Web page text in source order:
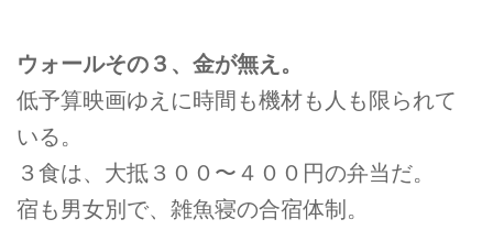
ウォールその３、金が無え。
低予算映画ゆえに時間も機材も人も限られて
いる。
３食は、大抵３００〜４００円の弁当だ。
宿も男女別で、雑魚寝の合宿体制。